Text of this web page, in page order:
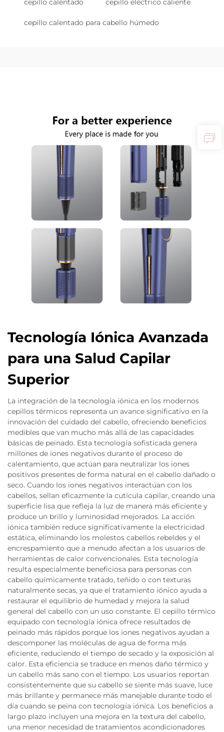
cepillo calentado cepillo eléctrico caliente
cepillo calentado para cabello húmedo
Tecnología Iónica Avanzada
para una Salud Capilar
Superior
La integración de la tecnología iónica en los modernos
cepillos térmicos representa un avance significativo en la
innovación del cuidado del cabello, ofreciendo beneficios
medibles que van mucho más allá de las capacidades
básicas de peinado. Esta tecnología sofisticada genera
millones de iones negativos durante el proceso de
calentamiento, que actúan para neutralizar los iones
positivos presentes de forma natural en el cabello dañado o
seco. Cuando los iones negativos interactúan con los
cabellos, sellan eficazmente la cutícula capilar, creando una
superficie lisa que refleja la luz de manera más eficiente y
produce un brillo y luminosidad mejorados. La acción
iónica también reduce significativamente la electricidad
estática, eliminando los molestos cabellos rebeldes y el
encrespamiento que a menudo afectan a los usuarios de
herramientas de calor convencionales. Esta tecnología
resulta especialmente beneficiosa para personas con
cabello químicamente tratado, teñido o con texturas
naturalmente secas, ya que el tratamiento iónico ayuda a
restaurar el equilibrio de humedad y mejora la salud
general del cabello con un uso constante. El cepillo térmico
equipado con tecnología iónica ofrece resultados de
peinado más rápidos porque los iones negativos ayudan a
descomponer las moléculas de agua de forma más
eficiente, reduciendo el tiempo de secado y la exposición al
calor. Esta eficiencia se traduce en menos daño térmico y
un cabello más sano con el tiempo. Los usuarios reportan
consistentemente que su cabello se siente más suave, luce
más brillante y permanece más manejable durante todo el
día cuando se peina con tecnología iónica. Los beneficios a
largo plazo incluyen una mejora en la textura del cabello,
una menor necesidad de tratamientos acondicionadores